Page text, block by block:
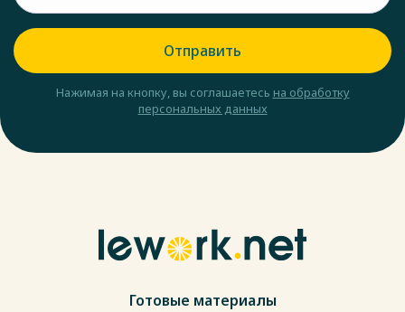
Отправить
Нажимая на кнопку, вы соглашаетесь на обработку
персональных данных
Готовые материалы